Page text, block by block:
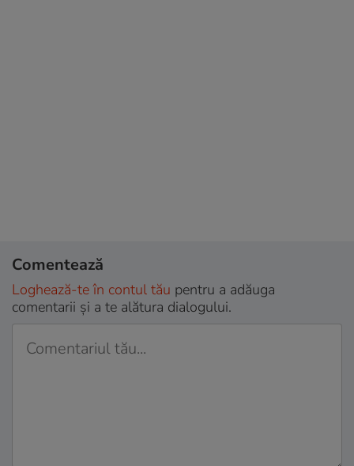
Comentează
Loghează-te în contul tău pentru a adăuga
comentarii și a te alătura dialogului.